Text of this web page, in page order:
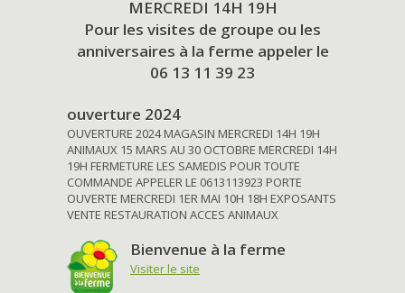
MERCREDI 14H 19H
Pour les visites de groupe ou les
anniversaires à la ferme appeler le
06 13 11 39 23
ouverture 2024
OUVERTURE 2024 MAGASIN MERCREDI 14H 19H
ANIMAUX 15 MARS AU 30 OCTOBRE MERCREDI 14H
19H FERMETURE LES SAMEDIS POUR TOUTE
COMMANDE APPELER LE 0613113923 PORTE
OUVERTE MERCREDI 1ER MAI 10H 18H EXPOSANTS
VENTE RESTAURATION ACCES ANIMAUX
Bienvenue à la ferme
Visiter le site